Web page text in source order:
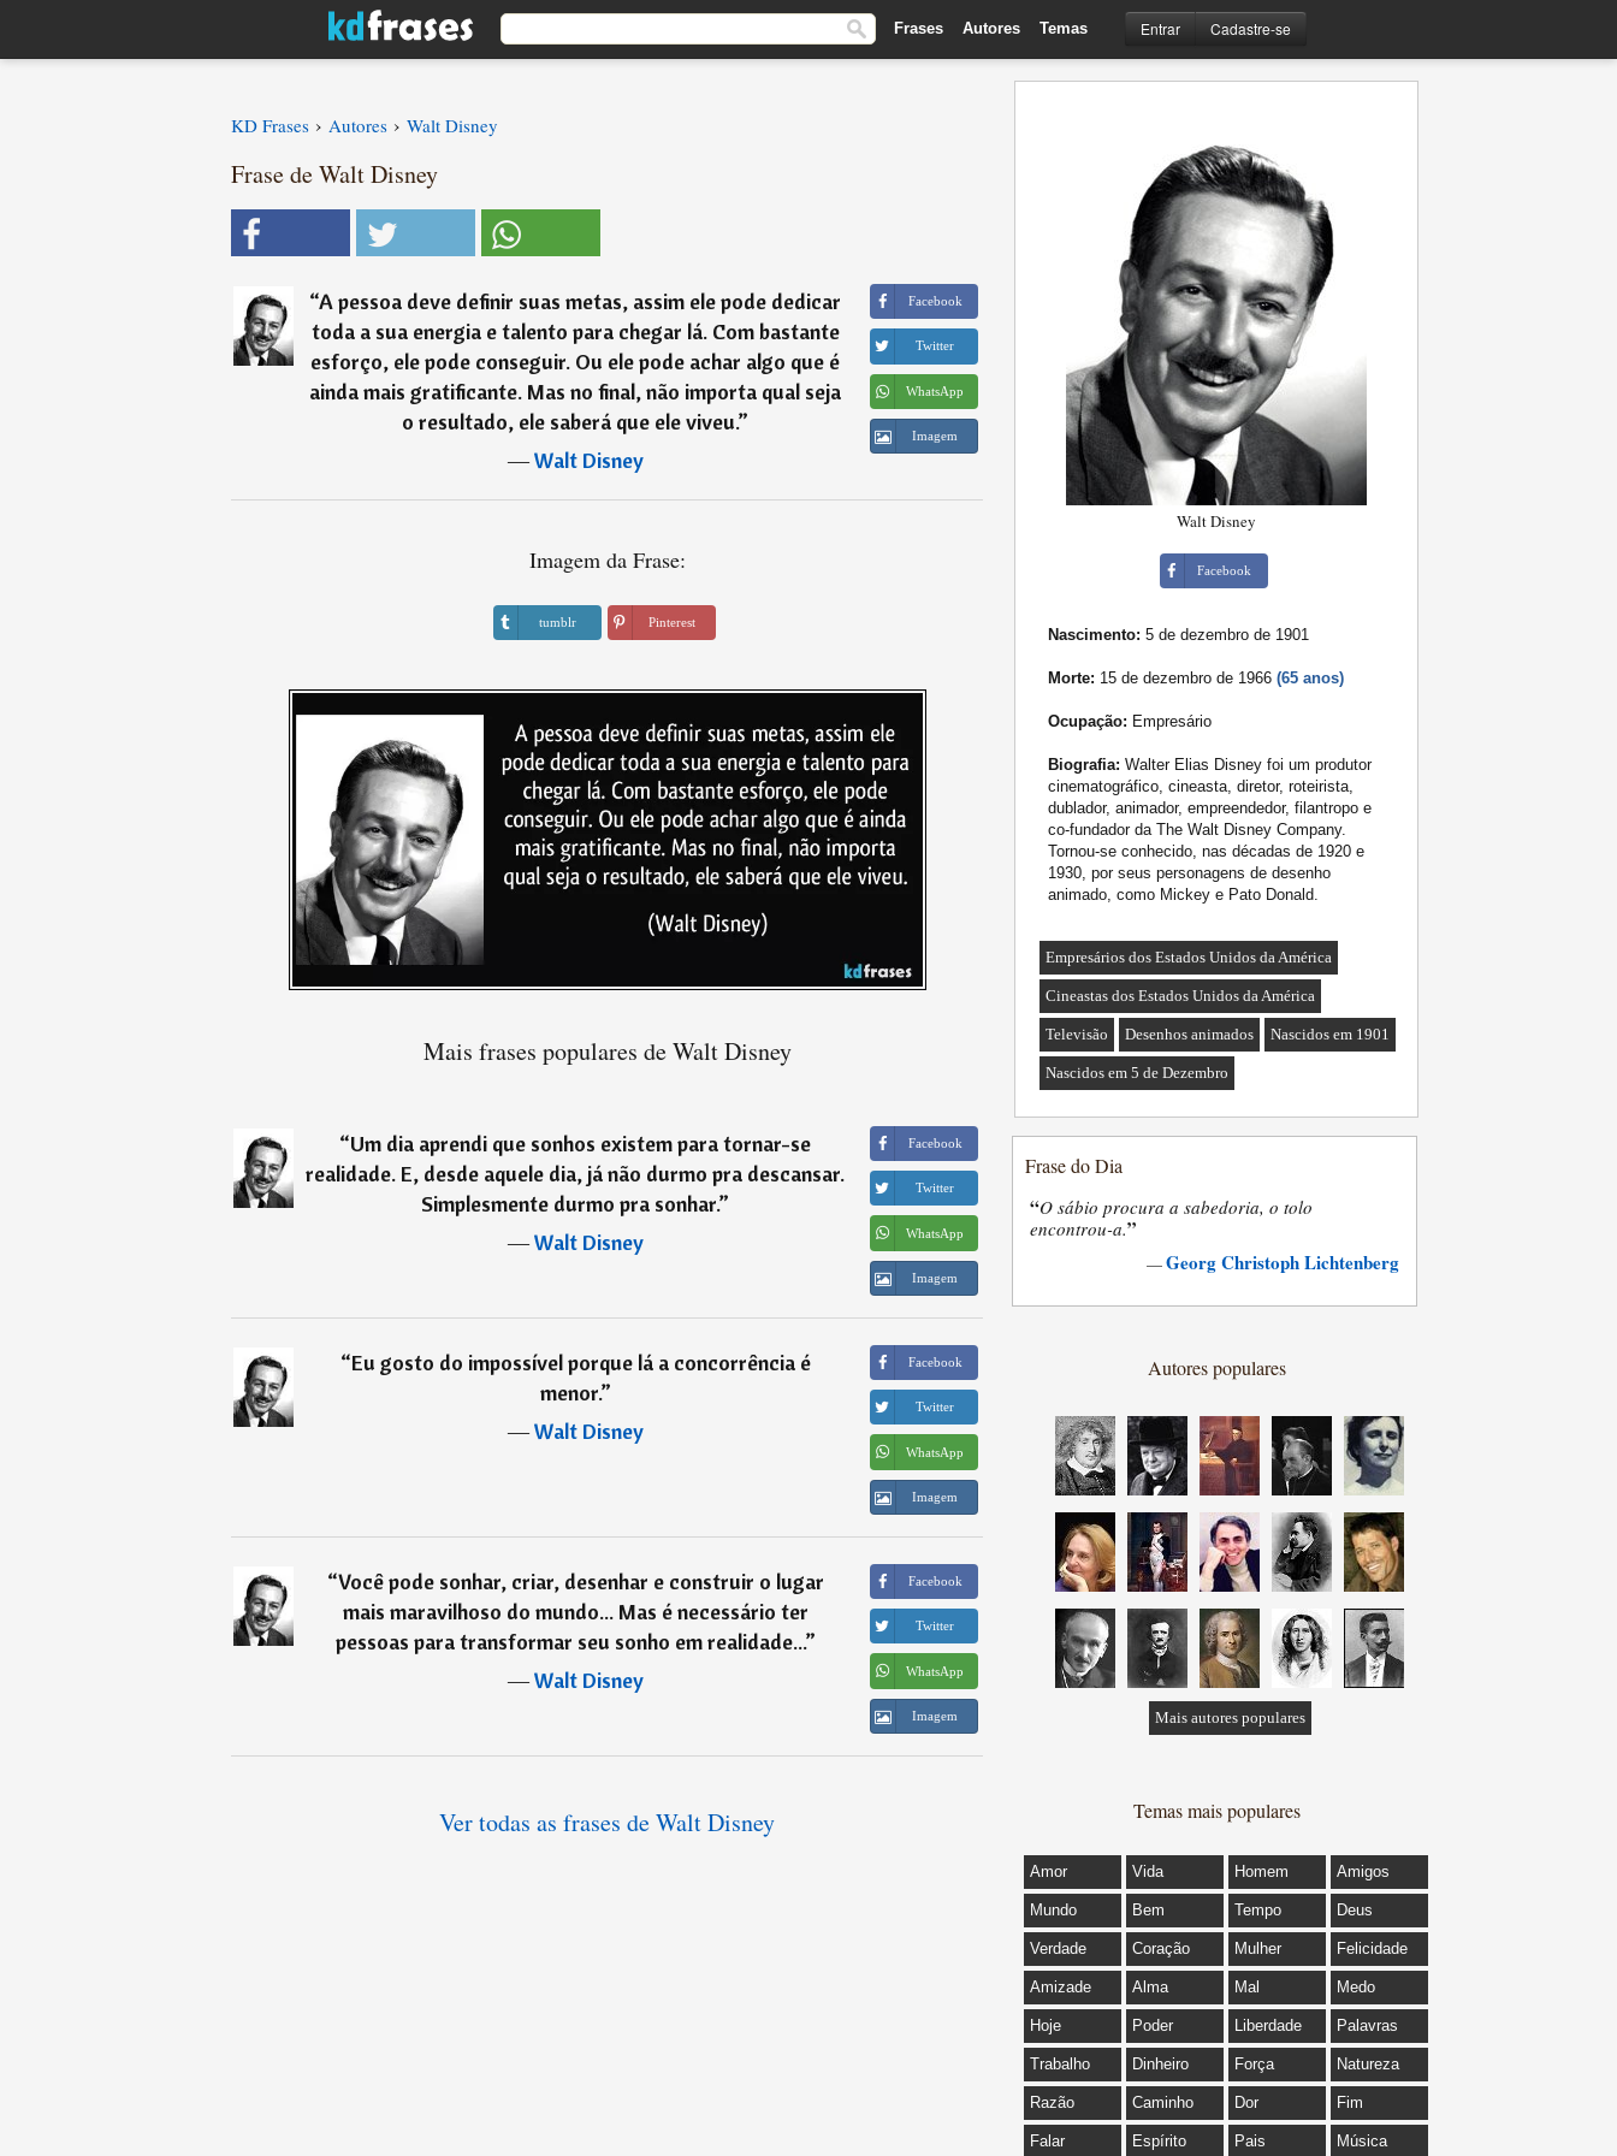
Frases Autores Temas Entrar Cadastre-se
KD Frases › Autores › Walt Disney
Frase de Walt Disney
“A pessoa deve definir suas metas, assim ele pode dedicar
toda a sua energia e talento para chegar lá. Com bastante
esforço, ele pode conseguir. Ou ele pode achar algo que é
ainda mais gratificante. Mas no final, não importa qual seja
o resultado, ele saberá que ele viveu.”
―Walt Disney
Facebook
Twitter
WhatsApp
Imagem
Imagem da Frase:
tumblr Pinterest
Mais frases populares de Walt Disney
“Um dia aprendi que sonhos existem para tornar-se
realidade. E, desde aquele dia, já não durmo pra descansar.
Simplesmente durmo pra sonhar.”
―Walt Disney
Facebook
Twitter
WhatsApp
Imagem
“Eu gosto do impossível porque lá a concorrência é
menor.”
―Walt Disney
Facebook
Twitter
WhatsApp
Imagem
“Você pode sonhar, criar, desenhar e construir o lugar
mais maravilhoso do mundo... Mas é necessário ter
pessoas para transformar seu sonho em realidade...”
―Walt Disney
Facebook
Twitter
WhatsApp
Imagem
Ver todas as frases de Walt Disney
Walt Disney
Facebook
Nascimento: 5 de dezembro de 1901
Morte: 15 de dezembro de 1966 (65 anos)
Ocupação: Empresário
Biografia: Walter Elias Disney foi um produtor
cinematográfico, cineasta, diretor, roteirista,
dublador, animador, empreendedor, filantropo e
co-fundador da The Walt Disney Company.
Tornou-se conhecido, nas décadas de 1920 e
1930, por seus personagens de desenho
animado, como Mickey e Pato Donald.
Empresários dos Estados Unidos da América
Cineastas dos Estados Unidos da América
Televisão Desenhos animados Nascidos em 1901
Nascidos em 5 de Dezembro
Frase do Dia
“O sábio procura a sabedoria, o tolo
encontrou-a.”
—Georg Christoph Lichtenberg
Autores populares
Mais autores populares
Temas mais populares
Amor Vida Homem Amigos
Mundo Bem Tempo Deus
Verdade Coração Mulher Felicidade
Amizade Alma Mal Medo
Hoje Poder Liberdade Palavras
Trabalho Dinheiro Força Natureza
Razão Caminho Dor Fim
Falar Espírito Pais Música